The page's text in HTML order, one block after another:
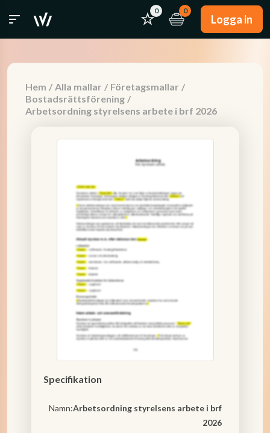
0 0
Logga in
Hem / Alla mallar / Företagsmallar /
Bostadsrättsförening /
Arbetsordning styrelsens arbete i brf 2026
Specifikation
Namn:Arbetsordning styrelsens arbete i brf
2026